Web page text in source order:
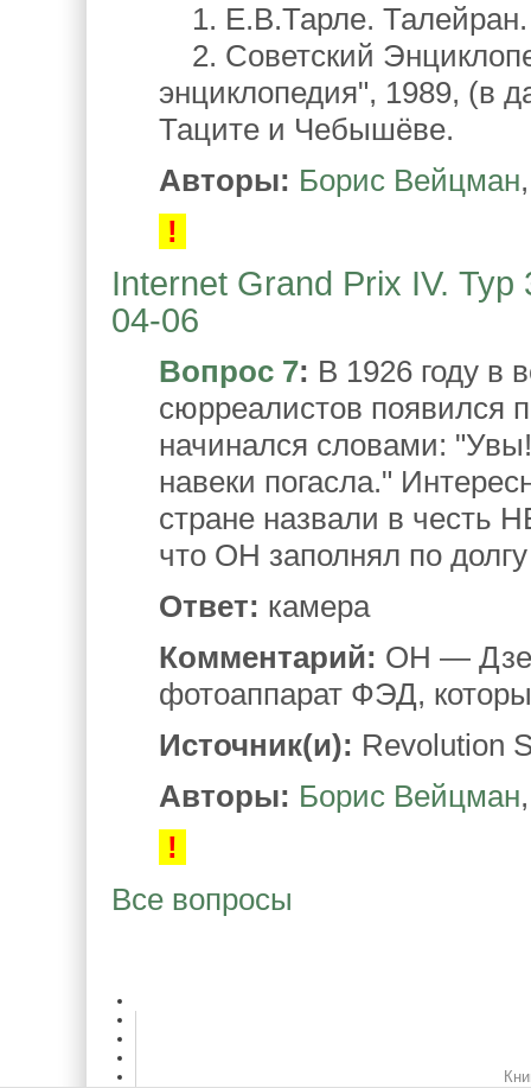
1. Е.В.Тарле.
2. Советский
энциклопедия", 1989, (в
Таците и Чебышёве.
Авторы: Борис Вейцман
!
Internet Grand Prix IV.
04-06
Вопрос 7: В 1926 году в
сюрреалистов появился
начинался словами:
навеки погасла."
стране назвали в честь
что ОН заполнял по
Ответ: камера
Комментарий: ОН —
фотоаппарат ФЭД,
Источник(и): Revolution
Авторы: Борис Вейцман
!
Все вопросы